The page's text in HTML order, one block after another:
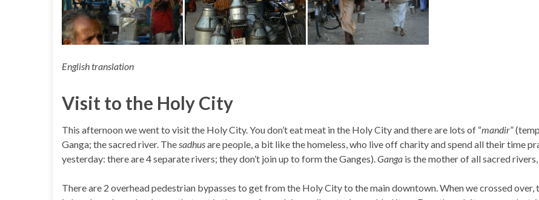
English translation
Visit to the Holy City
This afternoon we went to visit the Holy City. You don’t eat meat in the Holy City and there are lots of “mandir”
Ganga; the sacred river. Thesadhusare people, a bit like the homeless, who live off charity and spend all their time
yesterday: there are 4 separate rivers; they don’t join up to form the Ganges).Ganga is the mother of all sacred
There are 2 overhead pedestrian bypasses to get from the Holy City to the main downtown. When we crossed